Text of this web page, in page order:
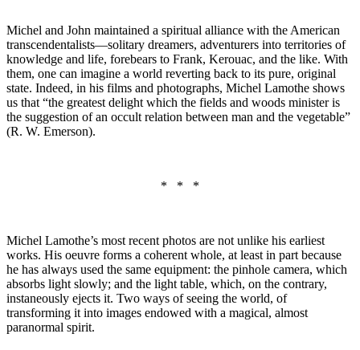
Michel and John maintained a spiritual alliance with the American
transcendentalists—solitary dreamers, adventurers into territories of
knowledge and life, forebears to Frank, Kerouac, and the like. With
them, one can imagine a world reverting back to its pure, original
state. Indeed, in his films and photographs, Michel Lamothe shows
us that “the greatest delight which the fields and woods minister is
the suggestion of an occult relation between man and the vegetable”
(R. W. Emerson).
* * *
Michel Lamothe’s most recent photos are not unlike his earliest
works. His oeuvre forms a coherent whole, at least in part because
he has always used the same equipment: the pinhole camera, which
absorbs light slowly; and the light table, which, on the contrary,
instaneously ejects it. Two ways of seeing the world, of
transforming it into images endowed with a magical, almost
paranormal spirit.